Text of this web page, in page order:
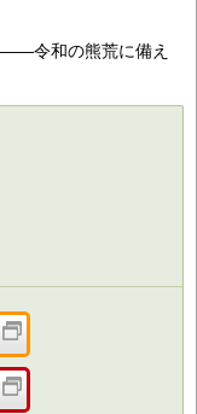
令和の熊荒に備え
Amazonで購入
楽天で購入